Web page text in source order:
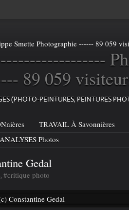
89 059
(PHOTO-PEINTURES, PEINTURES
TRAVAIL À Savonnières
ANALYSES Photos
Gedal
, #critique photo